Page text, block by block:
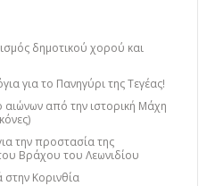
δημοτικού χορού και
για το Πανηγύρι της Τεγέας!
από την ιστορική Μάχη
την προστασία της
Βράχου του Λεωνιδίου
Κορινθία